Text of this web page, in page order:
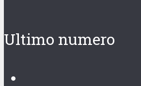
Ultimo numero